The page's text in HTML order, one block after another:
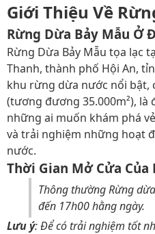
Giới Thiệu Về
Rừng Dừa Bảy Mẫu Ở
Rừng Dừa Bảy Mẫu tọa lạc
Thanh, thành phố Hội An,
khu rừng dừa nước nổi bật,
(tương đương 35.000m²), là
những ai muốn khám phá
và trải nghiệm những hoạt
nước.
Thời Gian Mở Cửa Của
Thông thường Rừng
đến 17h00 hằng ngày.
Lưu ý: Để có trải nghiệm tốt